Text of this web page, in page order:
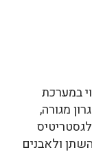
במערכת
מגורה,
ולאבנים